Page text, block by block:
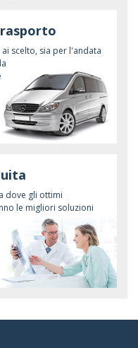
scelto, sia per l'andata
dove gli ottimi
le migliori soluzioni